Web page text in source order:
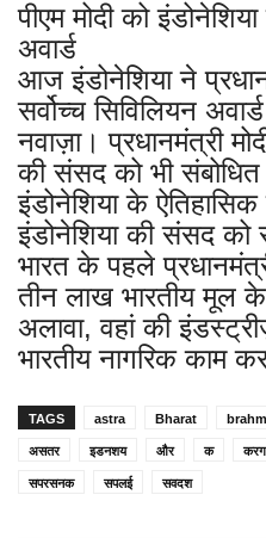
पीएम मोदी को
अवार्ड
आज इंडोनेशिया ने
सर्वोच्च सिविलियन
नवाज़ा। प्रधानमंत्री
की संसद को भी
इंडोनेशिया के
इंडोनेशिया की संसद को
भारत के पहले
तीन लाख भारतीय मूल
अलावा, वहां की
भारतीय नागरिक काम
TAGS astra Bharat
असतर इडनशय और क करग
सपरसनक सपलई सवदश